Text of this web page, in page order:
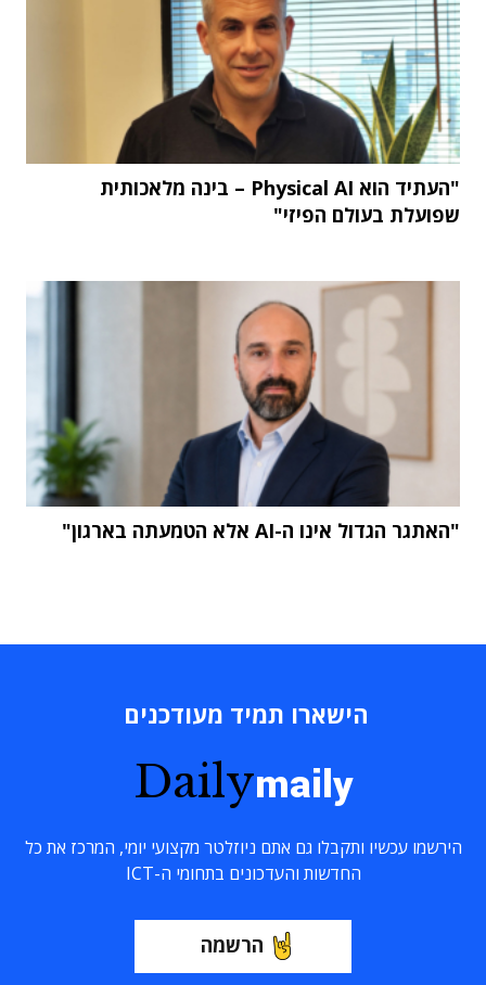
"העתיד הוא Physical AI – בינה מלאכותית
שפועלת בעולם הפיזי"
"האתגר הגדול אינו ה-AI אלא הטמעתה בארגון"
הישארו תמיד מעודכנים
Dailymaily
הירשמו עכשיו ותקבלו גם אתם ניוזלטר מקצועי יומי, המרכז את כל
החדשות והעדכונים בתחומי ה-ICT
הרשמה